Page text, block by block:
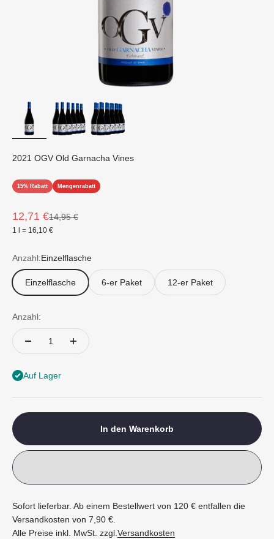
2021 OGV Old Garnacha Vines
15% Rabatt Mengenrabatt
Angebot
12,71 €Regulärer Preis
14,95 €
1 l = 16,10 €
Anzahl:Einzelflasche
Einzelflasche 6-er Paket 12-er Paket
Anzahl:
Auf Lager
In den Warenkorb
Sofort lieferbar. Ab einem Bestellwert von 120 € entfallen die
Versandkosten von 7,90 €.
Alle Preise inkl. MwSt. zzgl.Versandkosten